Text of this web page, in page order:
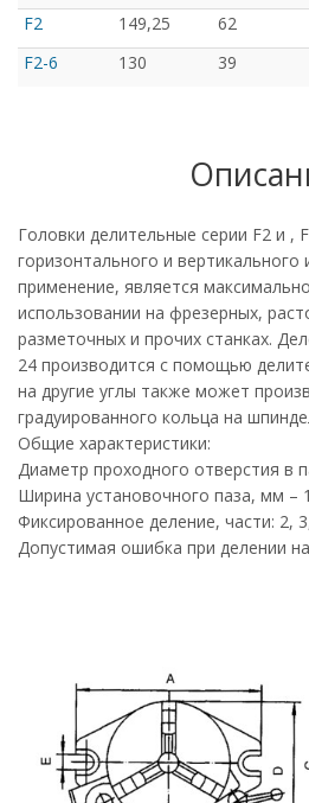
F2 149,25 62
F2-6
130 39
Головки делительные серии F2 и ,
горизонтального и вертикального
применение, является
использовании на фрезерных,
разметочных и прочих станках.
24 производится с помощью
на другие углы также может
градуированного кольца на
Общие характеристики:
Диаметр проходного отверстия в
Ширина установочного паза, мм –
Фиксированное деление, части: 2,
Допустимая ошибка при делении